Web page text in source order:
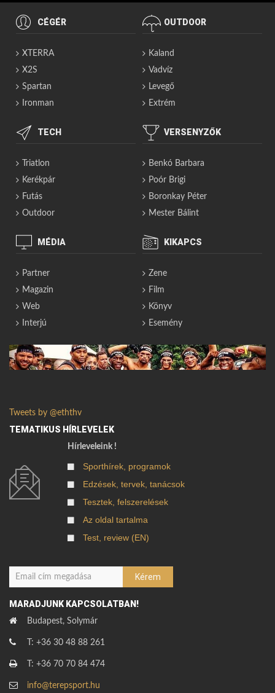
CÉGÉR
XTERRA
X2S
Spartan
Ironman
OUTDOOR
Kaland
Vadvíz
Levegő
Extrém
TECH
Triatlon
Kerékpár
Futás
Outdoor
VERSENYZŐK
Benkó Barbara
Poór Brigi
Boronkay Péter
Mester Bálint
MÉDIA
Partner
Magazin
Web
Interjú
KIKAPCS
Zene
Film
Könyv
Esemény
Tweets by @eththv
TEMATIKUS HÍRLEVELEK
Hírleveleink !
Sporthírek, programok
Edzések, tervek, tanácsok
Tesztek, felszerelések
Az oldal tartalma
Test, review (EN)
MARADJUNK KAPCSOLATBAN!
Budapest, Solymár
T: +36 30 48 88 261
T: +36 70 70 84 474
info@terepsport.hu